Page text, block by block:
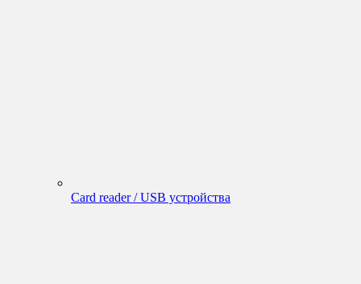
Card reader / USB устройства